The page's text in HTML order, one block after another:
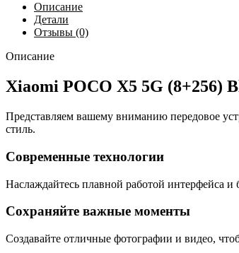
Описание
Детали
Отзывы (0)
Описание
Xiaomi POCO X5 5G (8+256)
Представляем вашему вниманию передовое
стиль.
Современные технологии
Наслаждайтесь плавной работой интерфейса
Сохраняйте важные моменты
Создавайте отличные фотографии и видео,